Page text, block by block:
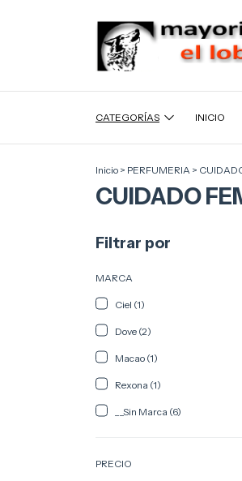
CATEGORÍAS INICIO
Inicio > PERFUMERIA >
CUIDADO
Filtrar por
MARCA
Ciel (1)
Dove (2)
Macao (1)
Rexona (1)
__Sin Marca (6)
PRECIO